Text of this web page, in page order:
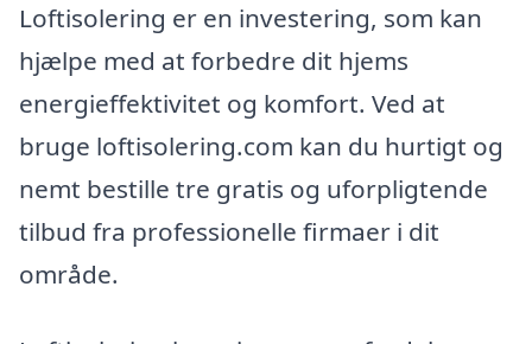
Loftisolering er en investering, som kan
hjælpe med at forbedre dit hjems
energieffektivitet og komfort. Ved at
bruge loftisolering.com kan du hurtigt og
nemt bestille tre gratis og uforpligtende
tilbud fra professionelle firmaer i dit
område.